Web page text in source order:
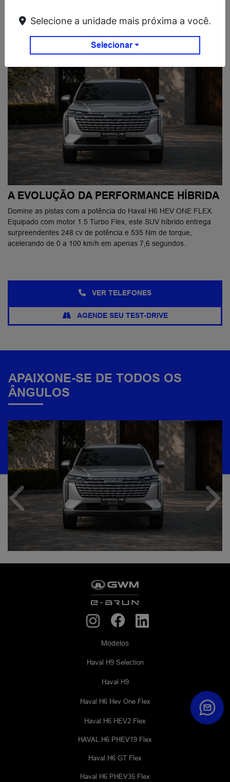
DESTAQUES
A EVOLUÇÃO DA PERFORMANCE HÍBRIDA
Domine as pistas com a potência do Haval H6 HEV ONE FLEX.
Equipado com motor 1.5 Turbo Flex, este SUV híbrido entrega
surpreendentes 248 cv de potência e 535 Nm de torque,
acelerando de 0 a 100 km/h em apenas 7,6 segundos.
VER TELEFONES
AGENDE SEU TEST-DRIVE
APAIXONE-SE DE TODOS OS
ÂNGULOS
Anterior
Modelos
Haval H9 Selection
Haval H9
Haval H6 Hev One Flex
Haval H6 HEV2 Flex
HAVAL H6 PHEV19 Flex
Haval H6 GT Flex
Haval H6 PHEV35 Flex
Selecione a unidade mais próxima a você.
Selecionar